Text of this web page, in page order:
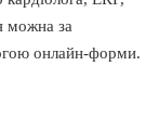
можна за
онлайн-форми.